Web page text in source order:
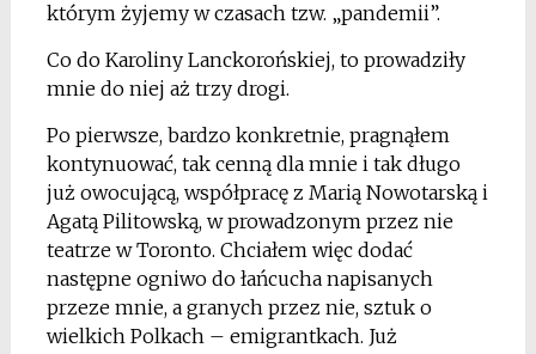
którym żyjemy w czasach tzw. „pandemii”.
Co do Karoliny Lanckorońskiej, to prowadziły
mnie do niej aż trzy drogi.
Po pierwsze, bardzo konkretnie, pragnąłem
kontynuować, tak cenną dla mnie i tak długo
już owocującą, współpracę z Marią Nowotarską i
Agatą Pilitowską, w prowadzonym przez nie
teatrze w Toronto. Chciałem więc dodać
następne ogniwo do łańcucha napisanych
przeze mnie, a granych przez nie, sztuk o
wielkich Polkach – emigrantkach. Już